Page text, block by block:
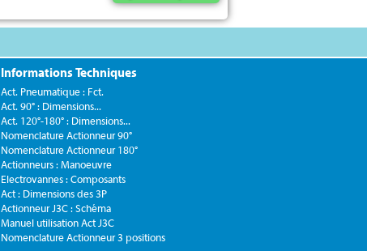
Informations Techniques
Act. Pneumatique : Fct.
Act. 90° : Dimensions...
Act. 120°-180° : Dimensions...
Nomenclature Actionneur 90°
Nomenclature Actionneur 180°
Actionneurs : Manoeuvre
Electrovannes : Composants
Act : Dimensions des 3P
Actionneur J3C : Schéma
Manuel utilisation Act J3C
Nomenclature Actionneur 3 positions